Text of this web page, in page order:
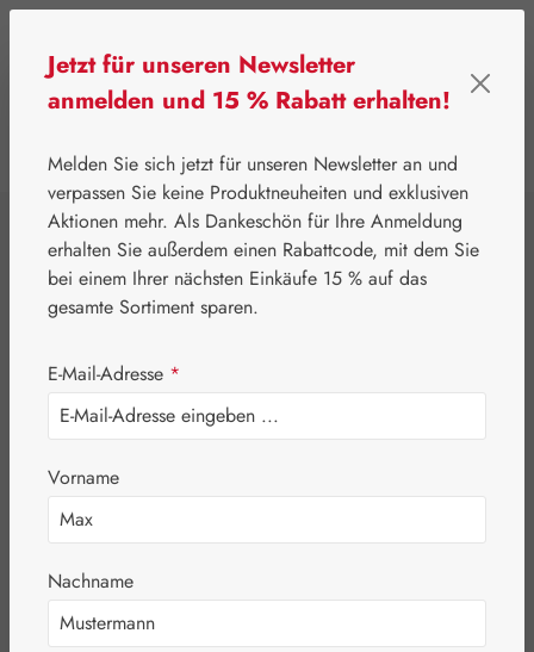
⌂ Eigenprodukte Nährstoffe
Drei Bitter Hecht
Kapseln
Bildergalerie überspringen
Jetzt für unseren Newsletter
anmelden und 15 % Rabatt erhalten!
Melden Sie sich jetzt für unseren Newsletter an und
verpassen Sie keine Produktneuheiten und exklusiven
Aktionen mehr. Als Dankeschön für Ihre Anmeldung
erhalten Sie außerdem einen Rabattcode, mit dem Sie
bei einem Ihrer nächsten Einkäufe 15 % auf das
gesamte Sortiment sparen.
E-Mail-Adresse *
Vorname
Nachname